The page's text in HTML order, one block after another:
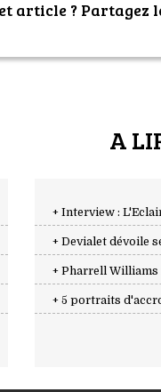
article ? Partagez
A
+ Interview :
+ Devialet dévoile
+ Pharrell Williams
+ 5 portraits